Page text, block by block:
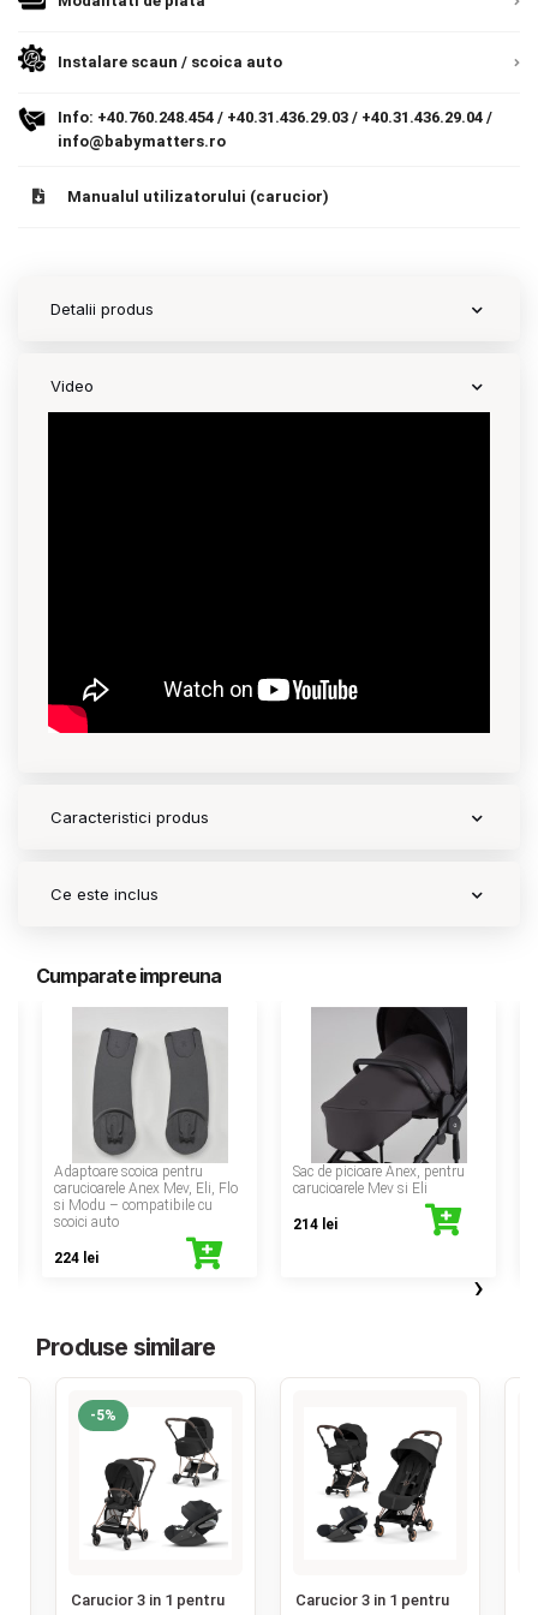
Copyright 2026 BabyMatters
Instalare scaun / scoica auto
Info: +40.760.248.454 / +40.31.436.29.03 / +40.31.436.29.04 /
info@babymatters.ro
Manualul utilizatorului (carucior)
Detalii produs
Video
Caracteristici produs
Ce este inclus
Cumparate impreuna
Adaptoare scoica pentru
carucioarele Anex Mev, Eli, Flo
si Modu – compatibile cu
scoici auto
224 lei
Sac de picioare Anex, pentru
carucioarele Mev si Eli
214 lei
›
Produse similare
-5%
Carucior 3 in 1 pentru
Carucior 3 in 1 pentru